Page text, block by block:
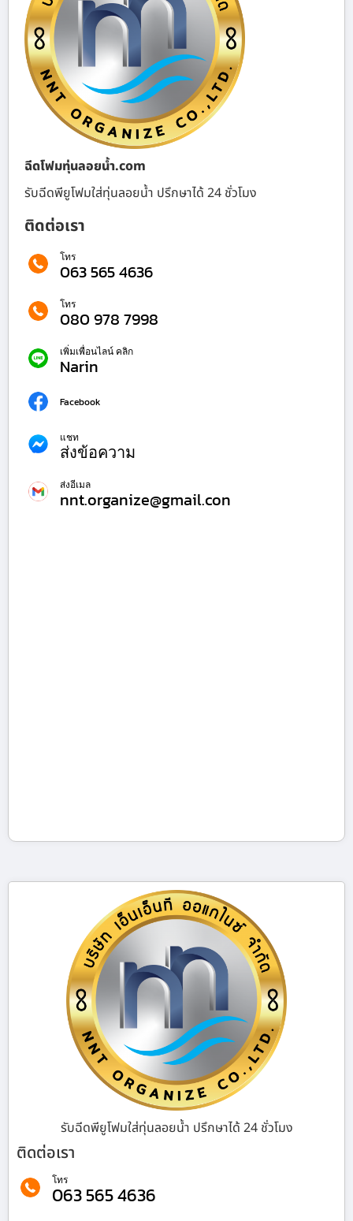
ฉีดโฟมทุ่นลอยน้ำ.com
รับฉีดพียูโฟมใส่ทุ่นลอยน้ำ ปรึกษาได้ 24 ชั่วโมง
ติดต่อเรา
โทร
063 565 4636
โทร
080 978 7998
เพิ่มเพื่อนไลน์ คลิก
Narin
Facebook
แชท
ส่งข้อความ
ส่งอีเมล
nnt.organize@gmail.con
รับฉีดพียูโฟมใส่ทุ่นลอยน้ำ ปรึกษาได้ 24 ชั่วโมง
ติดต่อเรา
โทร
063 565 4636